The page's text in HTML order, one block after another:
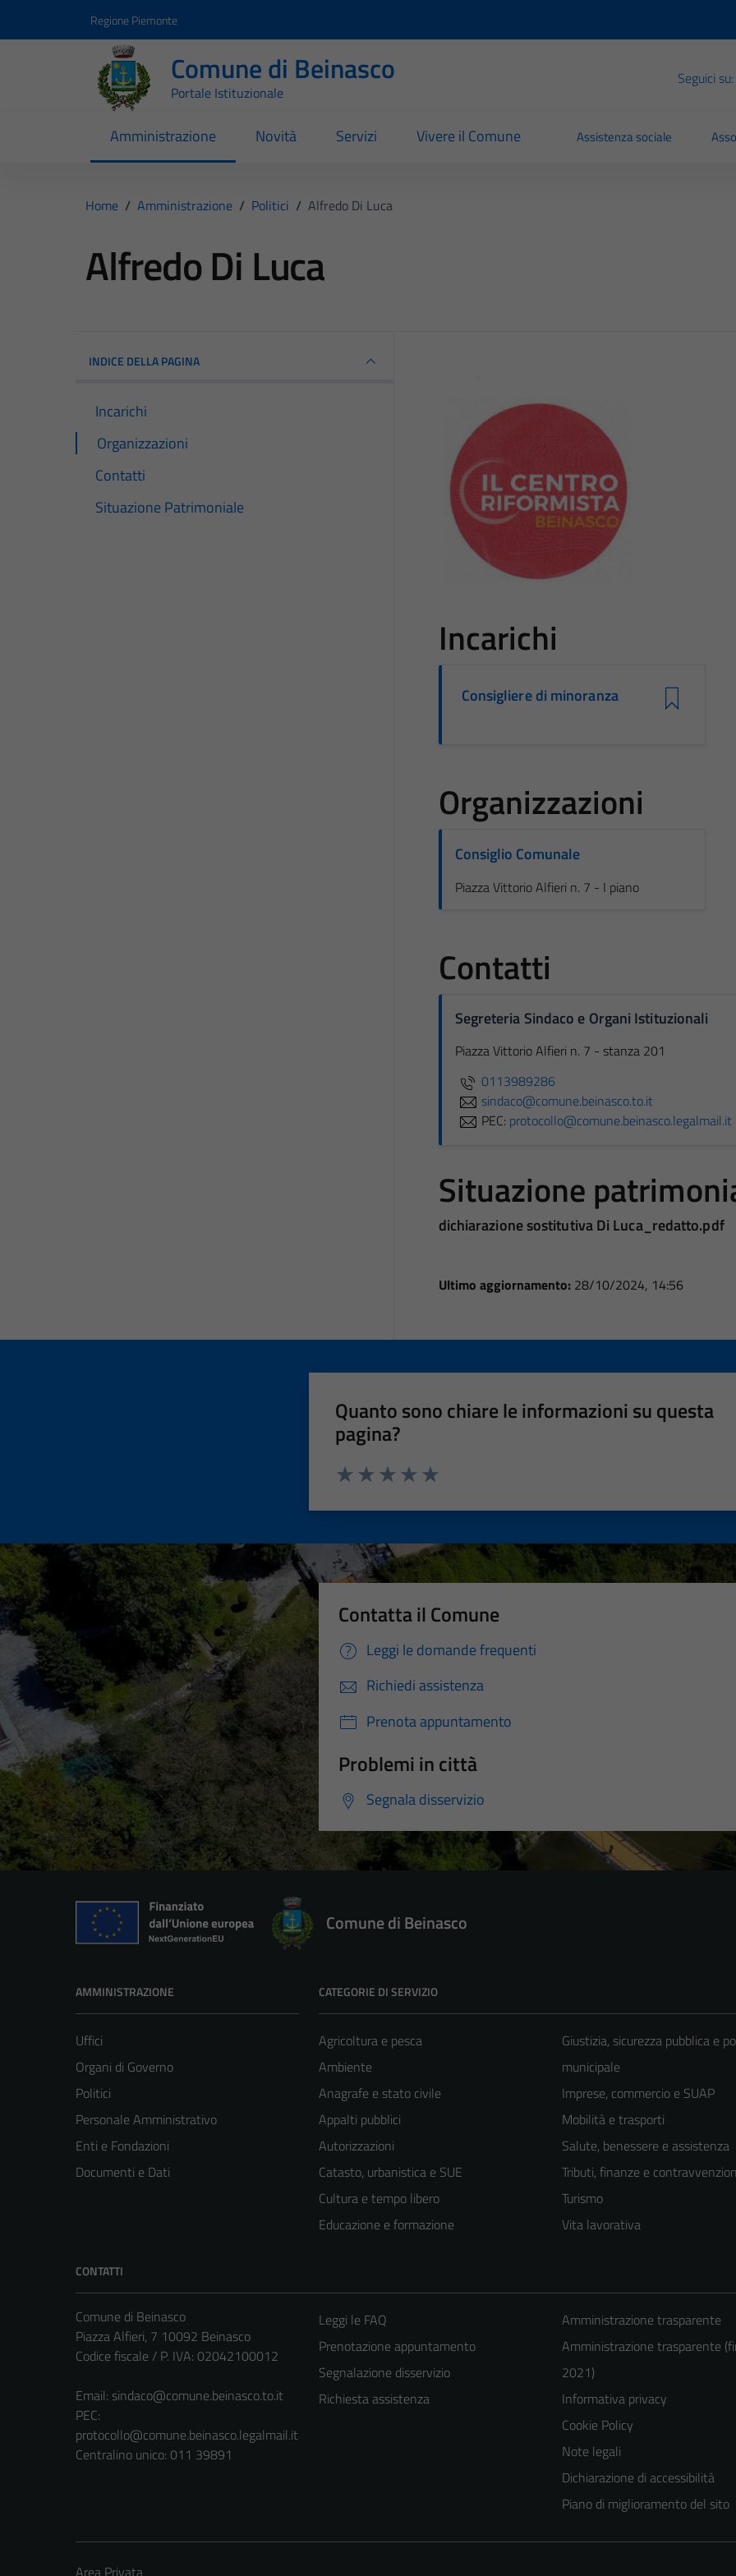
Regione Piemonte
Comune di Beinasco
Portale Istituzionale
Seguici su:
Amministrazione Novità Servizi Vivere il Comune Assistenza sociale
Home / Amministrazione / Politici / Alfredo Di Luca
Alfredo Di Luca
INDICE DELLA PAGINA
Incarichi
Organizzazioni
Contatti
Situazione Patrimoniale
Incarichi
Consigliere di minoranza
Organizzazioni
Consiglio Comunale
Piazza Vittorio Alfieri n. 7 - I piano
Contatti
Segreteria Sindaco e Organi Istituzionali
Piazza Vittorio Alfieri n. 7 - stanza 201
0113989286
sindaco@comune.beinasco.to.it
PEC: protocollo@comune.beinasco.legalmail.it
Situazione
dichiarazione sostitutiva Di Luca_redatto.pdf
Ultimo aggiornamento: 28/10/2024, 14:56
Quanto sono chiare le informazioni su questa
pagina?
Contatta il Comune
Leggi le domande frequenti
Richiedi assistenza
Prenota appuntamento
Problemi in città
Segnala disservizio
Comune di Beinasco
AMMINISTRAZIONE
Uffici
Organi di Governo
Politici
Personale Amministrativo
Enti e Fondazioni
Documenti e Dati
CATEGORIE DI SERVIZIO
Agricoltura e pesca
Ambiente
Anagrafe e stato civile
Appalti pubblici
Autorizzazioni
Catasto, urbanistica e SUE
Cultura e tempo libero
Educazione e formazione
Giustizia, sicurezza pubblica e
municipale
Imprese, commercio e SUAP
Mobilità e trasporti
Salute, benessere e assistenza
Tributi, finanze e
Turismo
Vita lavorativa
CONTATTI
Comune di Beinasco
Piazza Alfieri, 7 10092 Beinasco
Codice fiscale / P. IVA: 02042100012
Email: sindaco@comune.beinasco.to.it
PEC:
protocollo@comune.beinasco.legalmail.it
Centralino unico: 011 39891
Leggi le FAQ
Prenotazione appuntamento
Segnalazione disservizio
Richiesta assistenza
Amministrazione trasparente
Amministrazione trasparente
2021)
Informativa privacy
Cookie Policy
Note legali
Dichiarazione di accessibilità
Piano di miglioramento del sito
Area Privata